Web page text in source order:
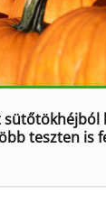
teszten is